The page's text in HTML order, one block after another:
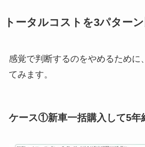
トータルコストを3パター
感覚で判断するのをやめるために
てみます。
ケース①新車一括購入して5年